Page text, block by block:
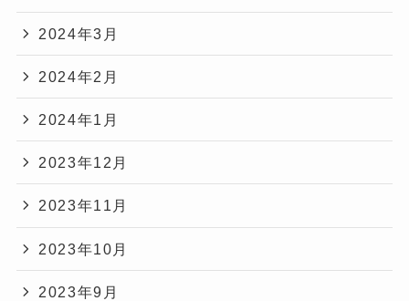
2024年3月
2024年2月
2024年1月
2023年12月
2023年11月
2023年10月
2023年9月